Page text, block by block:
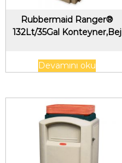
Rubbermaid Ranger®
132Lt/35Gal Konteyner,Bej
Devamını oku